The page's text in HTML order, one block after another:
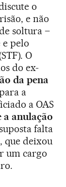
o
e não
soltura –
e pelo
O
do ex-
da pena
a
a OAS
a anulação
falta
que deixou
um cargo